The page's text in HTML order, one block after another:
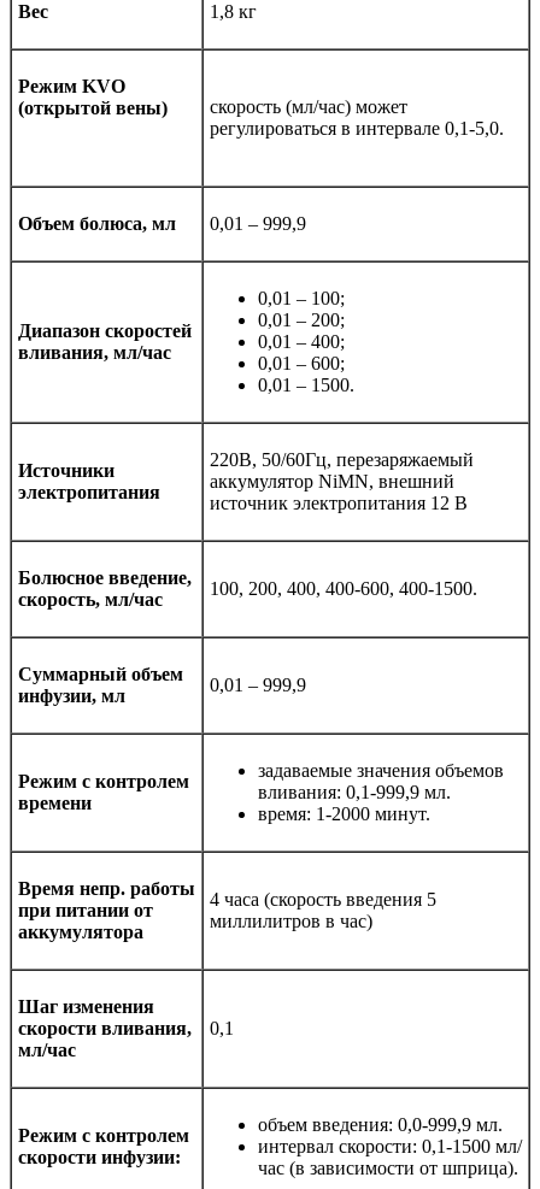
Вес 1,8 кг
Режим KVO
(открытой вены)
скорость (мл/час) может
регулироваться в интервале 0,1-5,0.
Объем болюса, мл 0,01 – 999,9
Диапазон скоростей
вливания, мл/час
0,01 – 100;
0,01 – 200;
0,01 – 400;
0,01 – 600;
0,01 – 1500.
Источники
электропитания
220В, 50/60Гц, перезаряжаемый
аккумулятор NiMN, внешний
источник электропитания 12 В
Болюсное введение,
скорость, мл/час
100, 200, 400, 400-600, 400-1500.
Суммарный объем
инфузии, мл
0,01 – 999,9
Режим с контролем
времени
задаваемые значения объемов
вливания: 0,1‑999,9 мл.
время: 1‑2000 минут.
Время непр. работы
при питании от
аккумулятора
4 часа (скорость введения 5
миллилитров в час)
Шаг изменения
скорости вливания,
мл/час
0,1
Режим с контролем
скорости инфузии:
объем введения: 0,0‑999,9 мл.
интервал скорости: 0,1‑1500 мл/
час (в зависимости от шприца).